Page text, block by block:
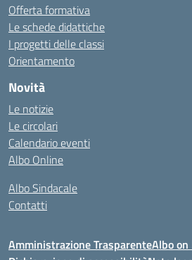
Offerta formativa
Le schede didattiche
I progetti delle classi
Orientamento
Novità
Le notizie
Le circolari
Calendario eventi
Albo Online
Albo Sindacale
Contatti
Amministrazione TrasparenteAlbo